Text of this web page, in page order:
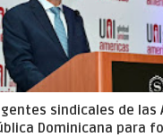
sindicales de las
Dominicana para